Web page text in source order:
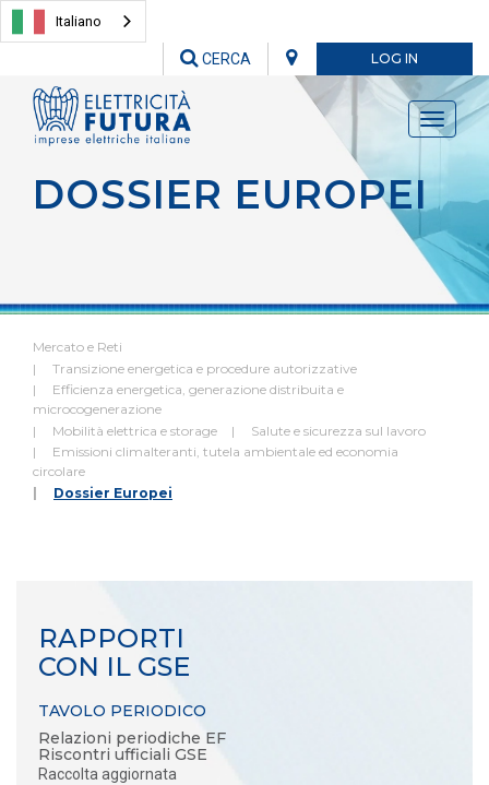
Italiano
LOG IN
CERCA
Toggle
DOSSIER EUROPEI
Mercato e Reti
Transizione energetica e procedure autorizzative
Efficienza energetica, generazione distribuita e
microcogenerazione
Mobilità elettrica e storage
Salute e sicurezza sul lavoro
Emissioni climalteranti, tutela ambientale ed economia
circolare
Dossier Europei
RAPPORTI
CON IL GSE
TAVOLO PERIODICO
Relazioni periodiche EF
Riscontri ufficiali GSE
Raccolta aggiornata